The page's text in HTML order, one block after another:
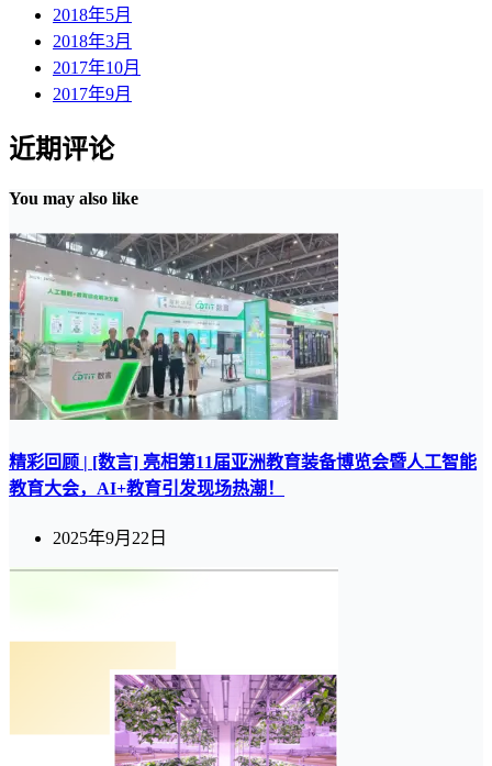
2018年5月
2018年3月
2017年10月
2017年9月
近期评论
You may also like
精彩回顾 | [数言] 亮相第11届亚洲教育装备博览会暨人工智能
教育大会，AI+教育引发现场热潮！
2025年9月22日